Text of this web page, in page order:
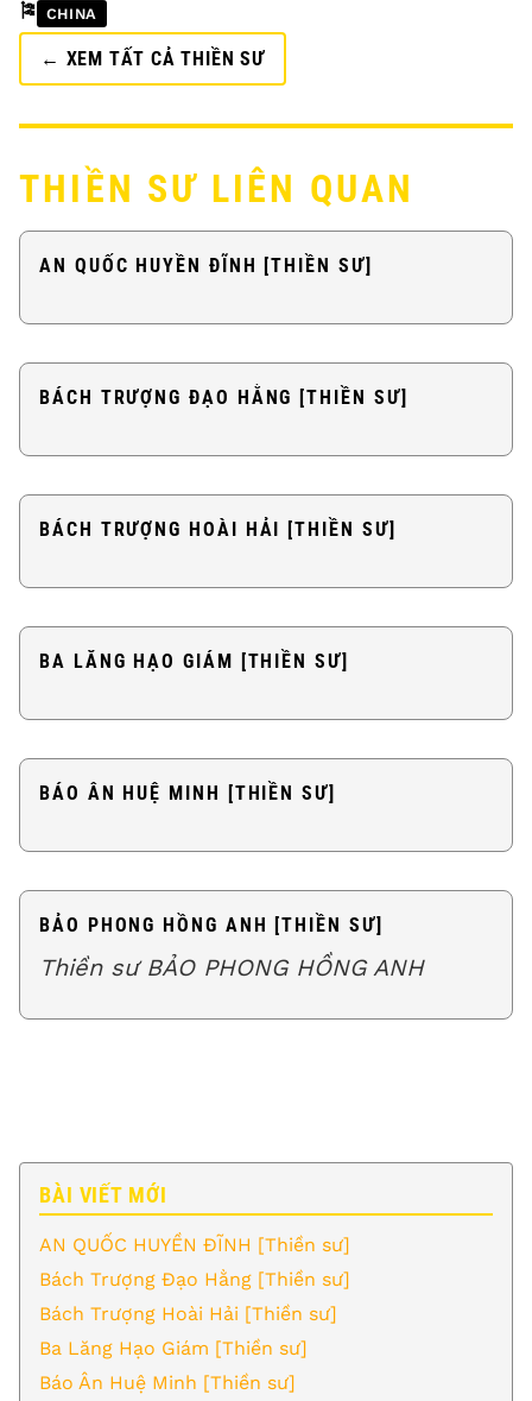
🎏 CHINA
← XEM TẤT CẢ THIỀN SƯ
THIỀN SƯ LIÊN QUAN
AN QUỐC HUYỀN ĐĨNH [THIỀN SƯ]
BÁCH TRƯỢNG ĐẠO HẰNG [THIỀN SƯ]
BÁCH TRƯỢNG HOÀI HẢI [THIỀN SƯ]
BA LĂNG HẠO GIÁM [THIỀN SƯ]
BÁO ÂN HUỆ MINH [THIỀN SƯ]
BẢO PHONG HỒNG ANH [THIỀN SƯ]
Thiền sư BẢO PHONG HỒNG ANH
BÀI VIẾT MỚI
AN QUỐC HUYỀN ĐĨNH [Thiền sư]
Bách Trượng Đạo Hằng [Thiền sư]
Bách Trượng Hoài Hải [Thiền sư]
Ba Lăng Hạo Giám [Thiền sư]
Báo Ân Huệ Minh [Thiền sư]